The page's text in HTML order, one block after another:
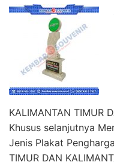
KALIMANTAN TIMUR
Khusus selanjutnya
Jenis Plakat
TIMUR DAN